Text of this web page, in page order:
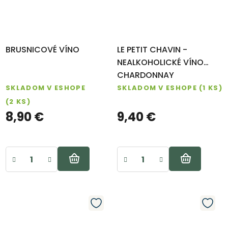
BRUSNICOVÉ VÍNO
SKLADOM V ESHOPE
(2 KS)
8,90 €
LE PETIT CHAVIN -
NEALKOHOLICKÉ VÍNO
CHARDONNAY
SKLADOM V ESHOPE (1 KS)
9,40 €